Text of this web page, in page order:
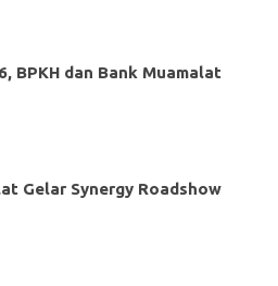
BPKH dan Bank Muamalat
Gelar Synergy Roadshow